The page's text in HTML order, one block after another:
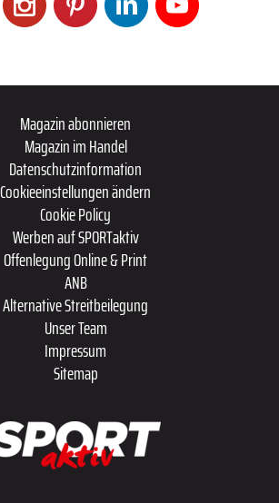
Magazin abonnieren
Magazin im Handel
Datenschutzinformation
Cookieeinstellungen ändern
Cookie Policy
Werben auf SPORTaktiv
Offenlegung Online & Print
ANB
Alternative Streitbeilegung
Unser Team
Impressum
Sitemap